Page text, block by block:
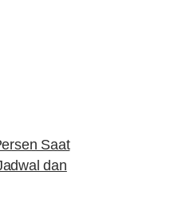
Saat
dan